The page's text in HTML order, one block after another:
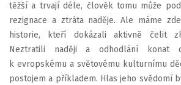
těžší a trvají déle, člověk tomu může
rezignace a ztráta naděje. Ale máme
historie, kteří dokázali aktivně čelit
Neztratili naději a odhodlání konat
k evropskému a světovému kulturnímu
postojem a příkladem. Hlas jeho svědomí